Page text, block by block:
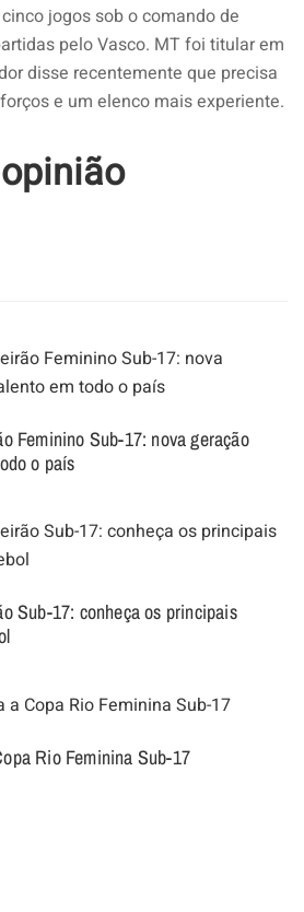
jogos sob o comando de
pelo Vasco. MT foi titular em
disse recentemente que precisa
e um elenco mais experiente.
Feminino Sub-17: nova geração
o país
Sub-17: conheça os principais
Rio Feminina Sub-17